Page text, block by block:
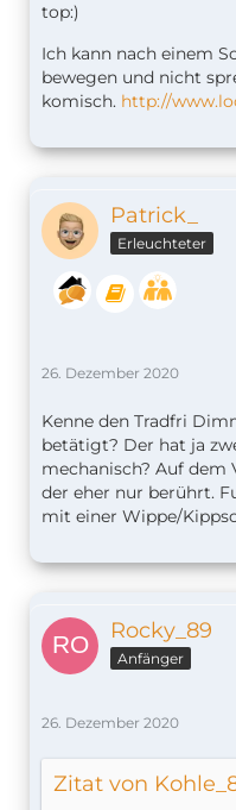
top:)
Ich kann nach einem
bewegen und nicht
komisch. http://
Patrick_
Erleuchteter
26. Dezember 2020
Kenne den Tradfri
betätigt? Der hat ja
mechanisch? Auf dem
der eher nur berührt.
mit einer Wippe/
Rocky_89
Anfänger
26. Dezember 2020
Zitat von